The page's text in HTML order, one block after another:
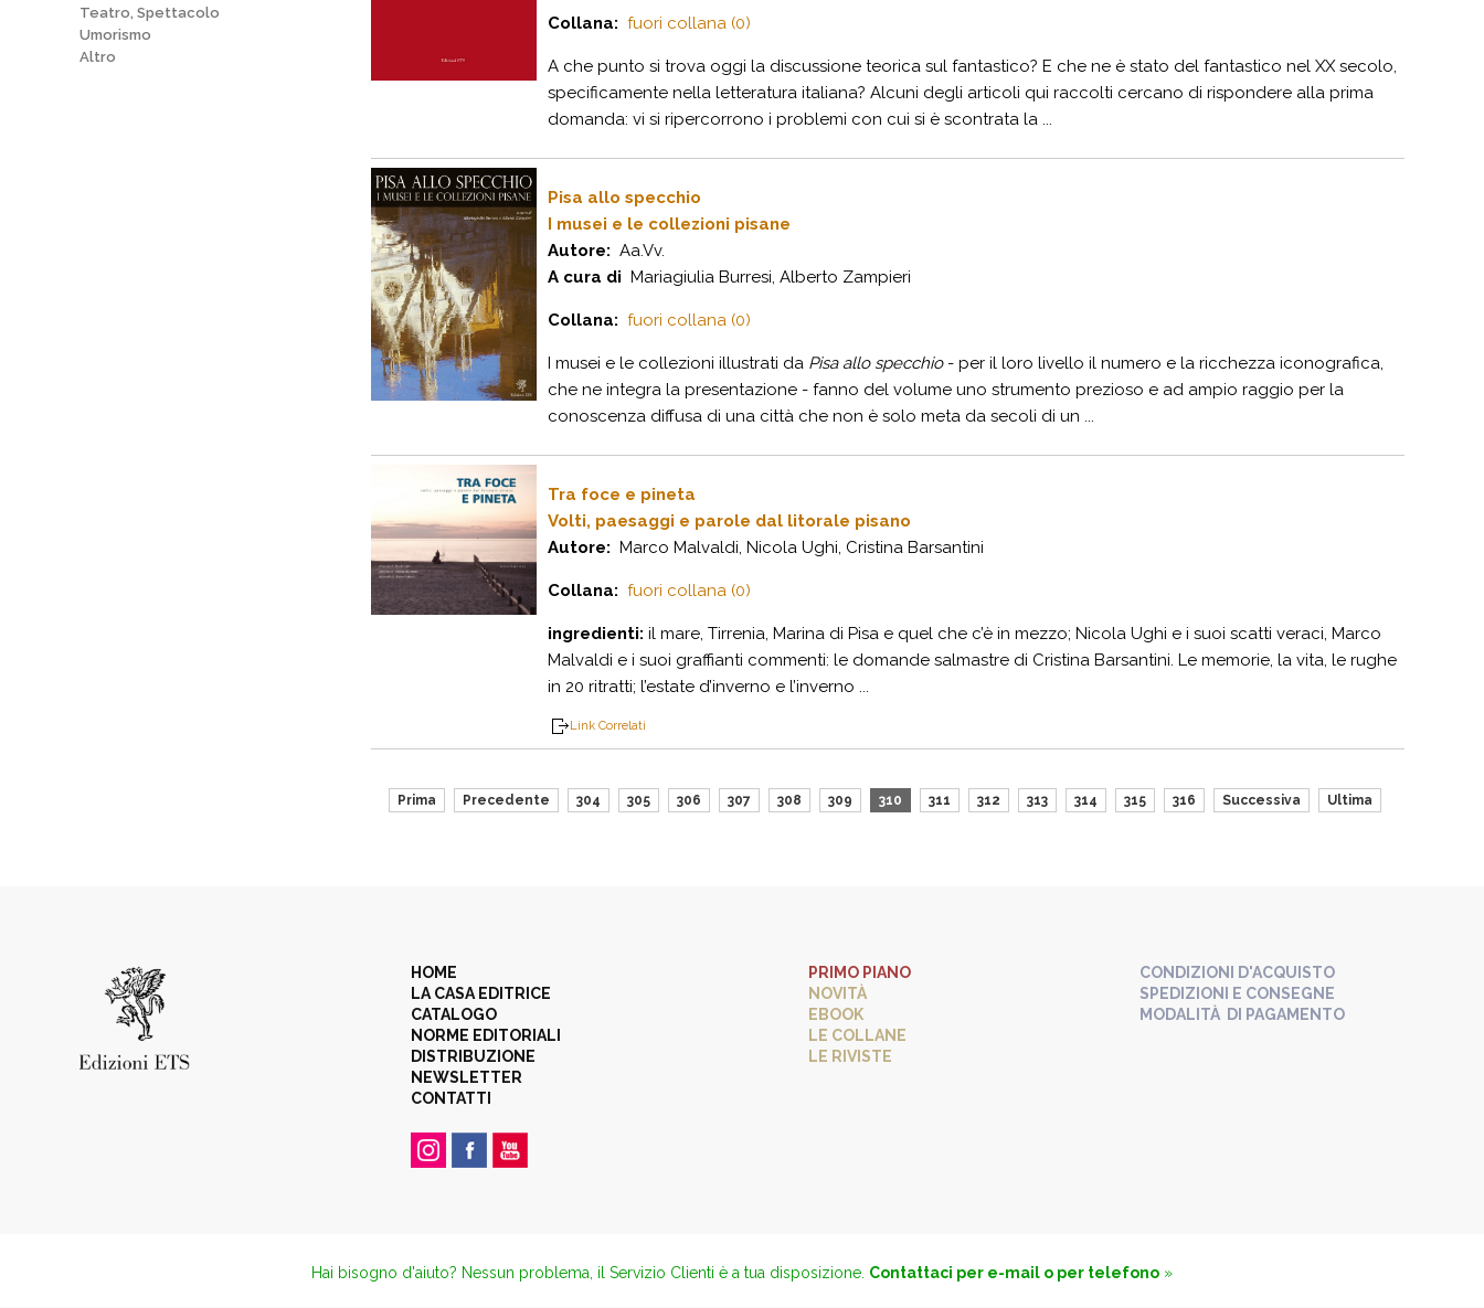
Teatro, Spettacolo
Umorismo
Altro
Collana: fuori collana (0)
A che punto si trova oggi la discussione teorica sul fantastico? E che ne è stato del fantastico nel XX secolo,
specificamente nella letteratura italiana? Alcuni degli articoli qui raccolti cercano di rispondere alla prima
domanda: vi si ripercorrono i problemi con cui si è scontrata la ...
Pisa allo specchio
I musei e le collezioni pisane
Autore: Aa.Vv.
A cura di Mariagiulia Burresi, Alberto Zampieri
Collana: fuori collana (0)
I musei e le collezioni illustrati da Pisa allo specchio- per il loro livello il numero e la ricchezza iconografica,
che ne integra la presentazione - fanno del volume uno strumento prezioso e ad ampio raggio per la
conoscenza diffusa di una città che non è solo meta da secoli di un ...
Tra foce e pineta
Volti, paesaggi e parole dal litorale pisano
Autore: Marco Malvaldi, Nicola Ughi, Cristina Barsantini
Collana: fuori collana (0)
ingredienti: il mare, Tirrenia, Marina di Pisa e quel che c’è in mezzo; Nicola Ughi e i suoi scatti veraci, Marco
Malvaldi e i suoi graffianti commenti: le domande salmastre di Cristina Barsantini. Le memorie, la vita, le rughe
in 20 ritratti; l’estate d’inverno e l’inverno ...
Link Correlati
Prima Precedente 304 305 306 307 308 309 310 311 312 313 314 315 316 Successiva Ultima
HOME
LA CASA EDITRICE
CATALOGO
NORME EDITORIALI
DISTRIBUZIONE
NEWSLETTER
CONTATTI
PRIMO PIANO
NOVITÀ
EBOOK
LE COLLANE
LE RIVISTE
CONDIZIONI D'ACQUISTO
SPEDIZIONI E CONSEGNE
MODALITÀ DI PAGAMENTO
Hai bisogno d'aiuto? Nessun problema, il Servizio Clienti è a tua disposizione. Contattaci per e-mail o per telefono »